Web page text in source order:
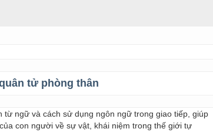
tử phòng thân
ngữ và cách sử dụng ngôn ngữ trong giao tiếp, giúp
con người về sự vật, khái niệm trong thế giới tự